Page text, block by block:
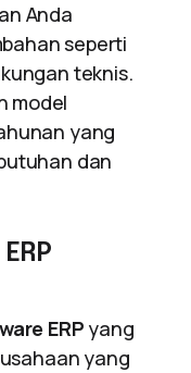
Anda
seperti
teknis.
model
yang
dan
ERP yang
yang